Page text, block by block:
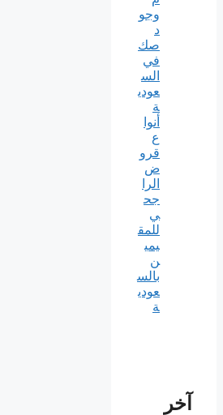
وجو
د
صك
في
الس
عودي
ة
أنوا
ع
قرو
ض
الرا
جح
ي
للمق
يمي
ن
بالس
عودي
ة
آخر